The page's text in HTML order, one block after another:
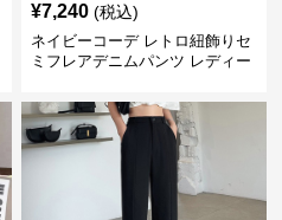
¥7,240 (税込)
ネイビーコーデ レトロ紐飾りセ
ミフレアデニムパンツ レディー